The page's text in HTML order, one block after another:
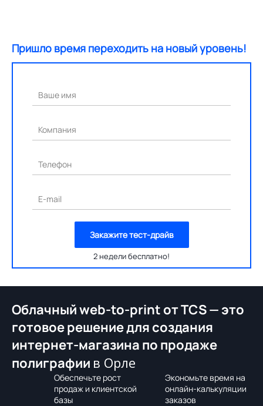
Пришло время переходить на новый уровень!
Ваше имя
Компания
Телефон
E-mail
Закажите тест-драйв
2 недели бесплатно!
Облачный web-to-print от TCS — это
готовое решение для создания
интернет-магазина по продаже
полиграфии в Орле
Обеспечьте рост
продаж и клиентской
базы
Экономьте время на
онлайн-калькуляции
заказов